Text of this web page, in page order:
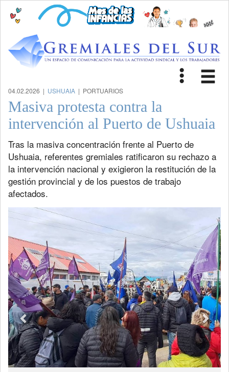
Toggle
04.02.2026 | USHUAIA | PORTUARIOS
Masiva protesta contra la
intervención al Puerto de Ushuaia
Tras la masiva concentración frente al Puerto de
Ushuaia, referentes gremiales ratificaron su rechazo a
la intervención nacional y exigieron la restitución de la
gestión provincial y de los puestos de trabajo
afectados.
Previous Next